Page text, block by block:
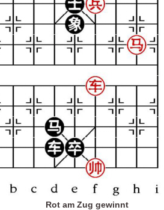
Rot am Zug gewinnt